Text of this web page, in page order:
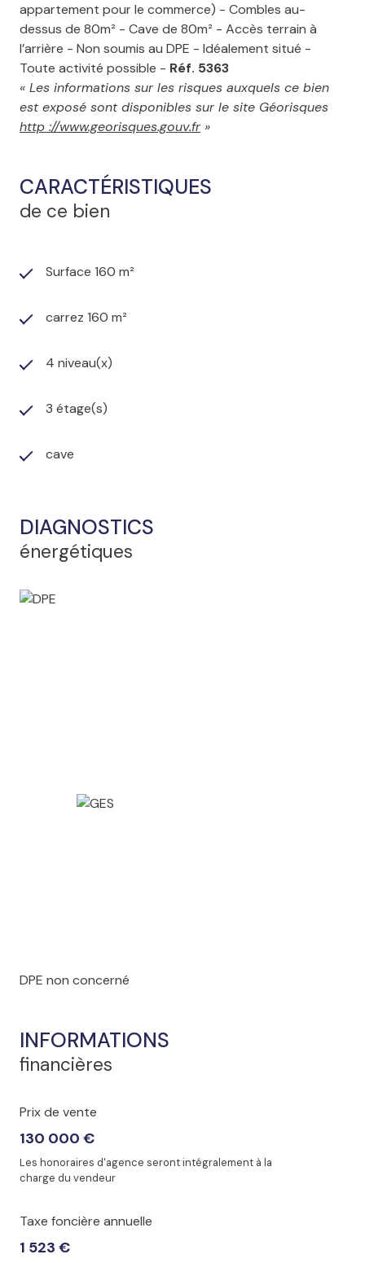
appartement pour le commerce) - Combles au-
dessus de 80m² - Cave de 80m² - Accès terrain à
l’arrière - Non soumis au DPE - Idéalement situé -
Toute activité possible - Réf. 5363
« Les informations sur les risques auxquels ce bien
est exposé sont disponibles sur le site Géorisques
http ://www.georisques.gouv.fr»
CARACTÉRISTIQUES
de ce bien
Surface 160 m²
carrez 160 m²
4 niveau(x)
3 étage(s)
cave
DIAGNOSTICS
énergétiques
DPE non concerné
INFORMATIONS
financières
Prix de vente
130 000 €
Les honoraires d'agence seront intégralement à la
charge du vendeur
Taxe foncière annuelle
1 523 €